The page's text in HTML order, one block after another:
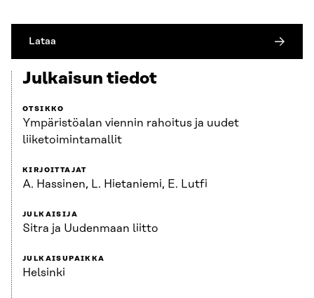
Lataa
Julkaisun tiedot
OTSIKKO
Ympäristöalan viennin rahoitus ja uudet
liiketoimintamallit
KIRJOITTAJAT
A. Hassinen, L. Hietaniemi, E. Lutfi
JULKAISIJA
Sitra ja Uudenmaan liitto
JULKAISUPAIKKA
Helsinki